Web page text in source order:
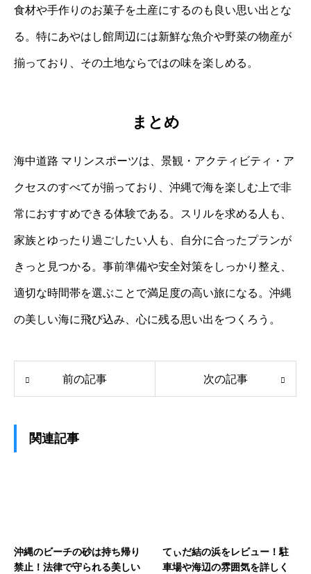
食材や手作りのお菓子を土産にするのも良い思い出とな
る。特にあやはし館周辺には新鮮な魚介や野菜の物産が
揃っており、その土地ならではの味を楽しめる。
まとめ
海中道路 マリンスポーツは、景観・アクティビティ・ア
クセスのすべてが揃っており、沖縄で海を楽しむ上で非
常におすすめできる体験である。スリルを求める人も、
家族とゆったり過ごしたい人も、自分に合ったプランが
きっと見つかる。事前準備や安全対策をしっかり整え、
適切な時間帯を選ぶことで満足度の高い旅になる。沖縄
の美しい海に飛び込み、心に残る思い出をつくろう。
前の記事 次の記事
関連記事
沖縄のビーチの砂は持ち帰り
禁止！法律で守られる美しい
てぃだ結の浜をレビュー！駐
車場や海辺の雰囲気を詳しく